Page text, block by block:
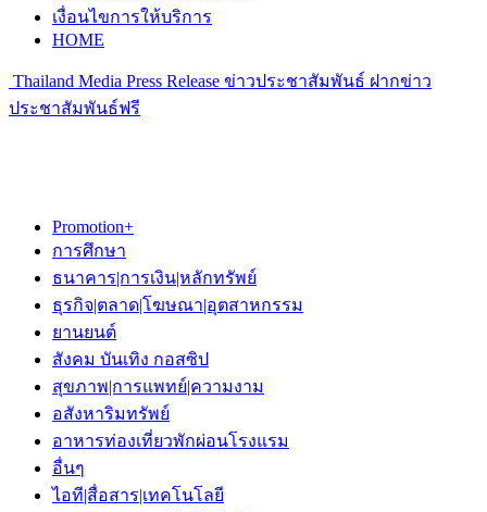
เงื่อนไขการให้บริการ
HOME
Thailand Media Press Release ข่าวประชาสัมพันธ์ ฝากข่าว
ประชาสัมพันธ์ฟรี
Promotion+
การศึกษา
ธนาคาร|การเงิน|หลักทรัพย์
ธุรกิจ|ตลาด|โฆษณา|อุตสาหกรรม
ยานยนต์
สังคม บันเทิง กอสซิป
สุขภาพ|การแพทย์|ความงาม
อสังหาริมทรัพย์
อาหารท่องเที่ยวพักผ่อนโรงแรม
อื่นๆ
ไอที|สื่อสาร|เทคโนโลยี